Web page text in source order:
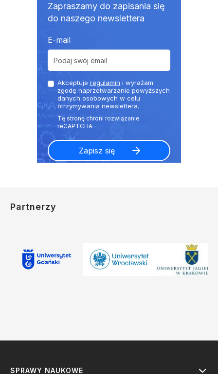
Zapraszamy do zapisania się
do naszego newslettera
E-mail
Akceptuje regulamin i wyrażam
zgodę naprzetwarzanie powyższych
danych osobowych w celu
otrzymywania newslettera.
Partnerzy
SPRAWY NAUKOWE